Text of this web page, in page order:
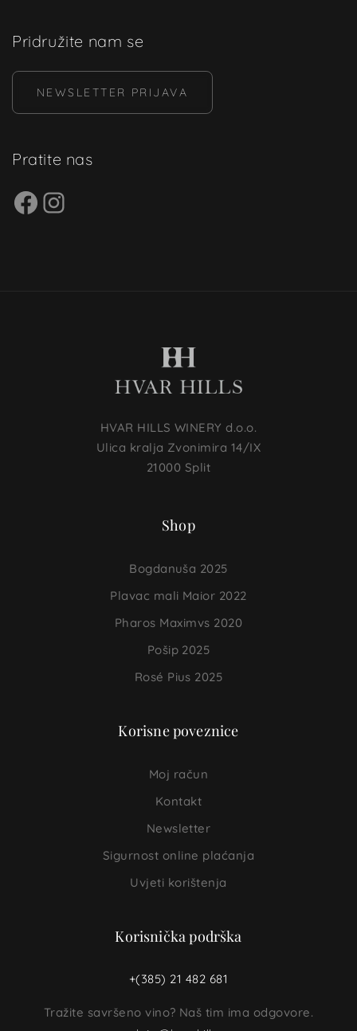
Pridružite nam se
NEWSLETTER PRIJAVA
Pratite nas
HVAR HILLS WINERY d.o.o.
Ulica kralja Zvonimira 14/IX
21000 Split
Shop
Bogdanuša 2025
Plavac mali Maior 2022
Pharos Maximvs 2020
Pošip 2025
Rosé Pius 2025
Korisne poveznice
Moj račun
Kontakt
Newsletter
Sigurnost online plaćanja
Uvjeti korištenja
Korisnička podrška
+(385) 21 482 681
Tražite savršeno vino? Naš tim ima odgovore.